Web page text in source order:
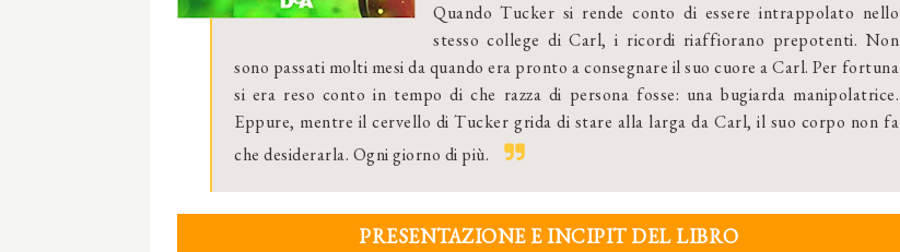
Quando Tucker si rende conto di essere intrappolato nello
stesso college di Carl, i ricordi riaffiorano prepotenti. Non
sono passati molti mesi da quando era pronto a consegnare il suo cuore a Carl. Per fortuna
si era reso conto in tempo di che razza di persona fosse: una bugiarda manipolatrice.
Eppure, mentre il cervello di Tucker grida di stare alla larga da Carl, il suo corpo non fa
che desiderarla. Ogni giorno di più.
PRESENTAZIONE E INCIPIT DEL LIBRO